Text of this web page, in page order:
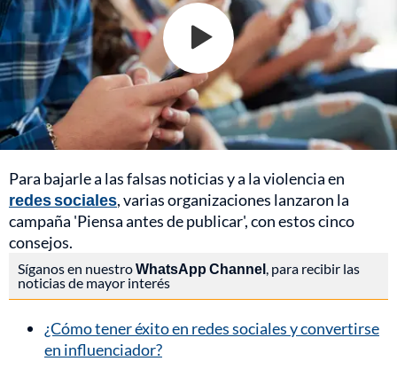
Para bajarle a las falsas noticias y a la violencia en
redes sociales, varias organizaciones lanzaron la
campaña 'Piensa antes de publicar', con estos cinco
consejos.
Síganos en nuestroWhatsApp Channel , para recibir las
noticias de mayor interés
¿Cómo tener éxito en redes sociales y convertirse
en influenciador?